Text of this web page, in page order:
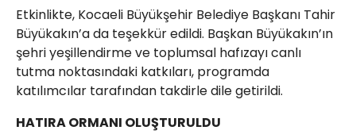
Etkinlikte, Kocaeli Büyükşehir Belediye Başkanı Tahir
Büyükakın’a da teşekkür edildi. Başkan Büyükakın’ın
şehri yeşillendirme ve toplumsal hafızayı canlı
tutma noktasındaki katkıları, programda
katılımcılar tarafından takdirle dile getirildi.
HATIRA ORMANI OLUŞTURULDU